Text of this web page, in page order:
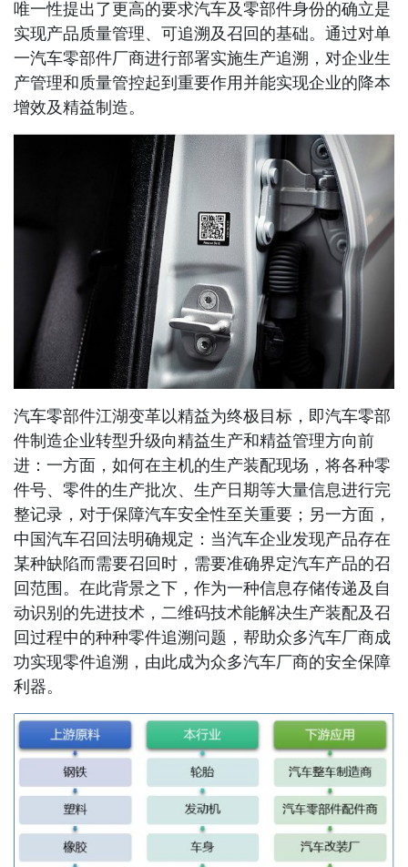
唯一性提出了更高的要求汽车及零部件身份的确立是
实现产品质量管理、可追溯及召回的基础。通过对单
一汽车零部件厂商进行部署实施生产追溯，对企业生
产管理和质量管控起到重要作用并能实现企业的降本
增效及精益制造。
汽车零部件江湖变革以精益为终极目标，即汽车零部
件制造企业转型升级向精益生产和精益管理方向前
进：一方面，如何在主机的生产装配现场，将各种零
件号、零件的生产批次、生产日期等大量信息进行完
整记录，对于保障汽车安全性至关重要；另一方面，
中国汽车召回法明确规定：当汽车企业发现产品存在
某种缺陷而需要召回时，需要准确界定汽车产品的召
回范围。在此背景之下，作为一种信息存储传递及自
动识别的先进技术，二维码技术能解决生产装配及召
回过程中的种种零件追溯问题，帮助众多汽车厂商成
功实现零件追溯，由此成为众多汽车厂商的安全保障
利器。